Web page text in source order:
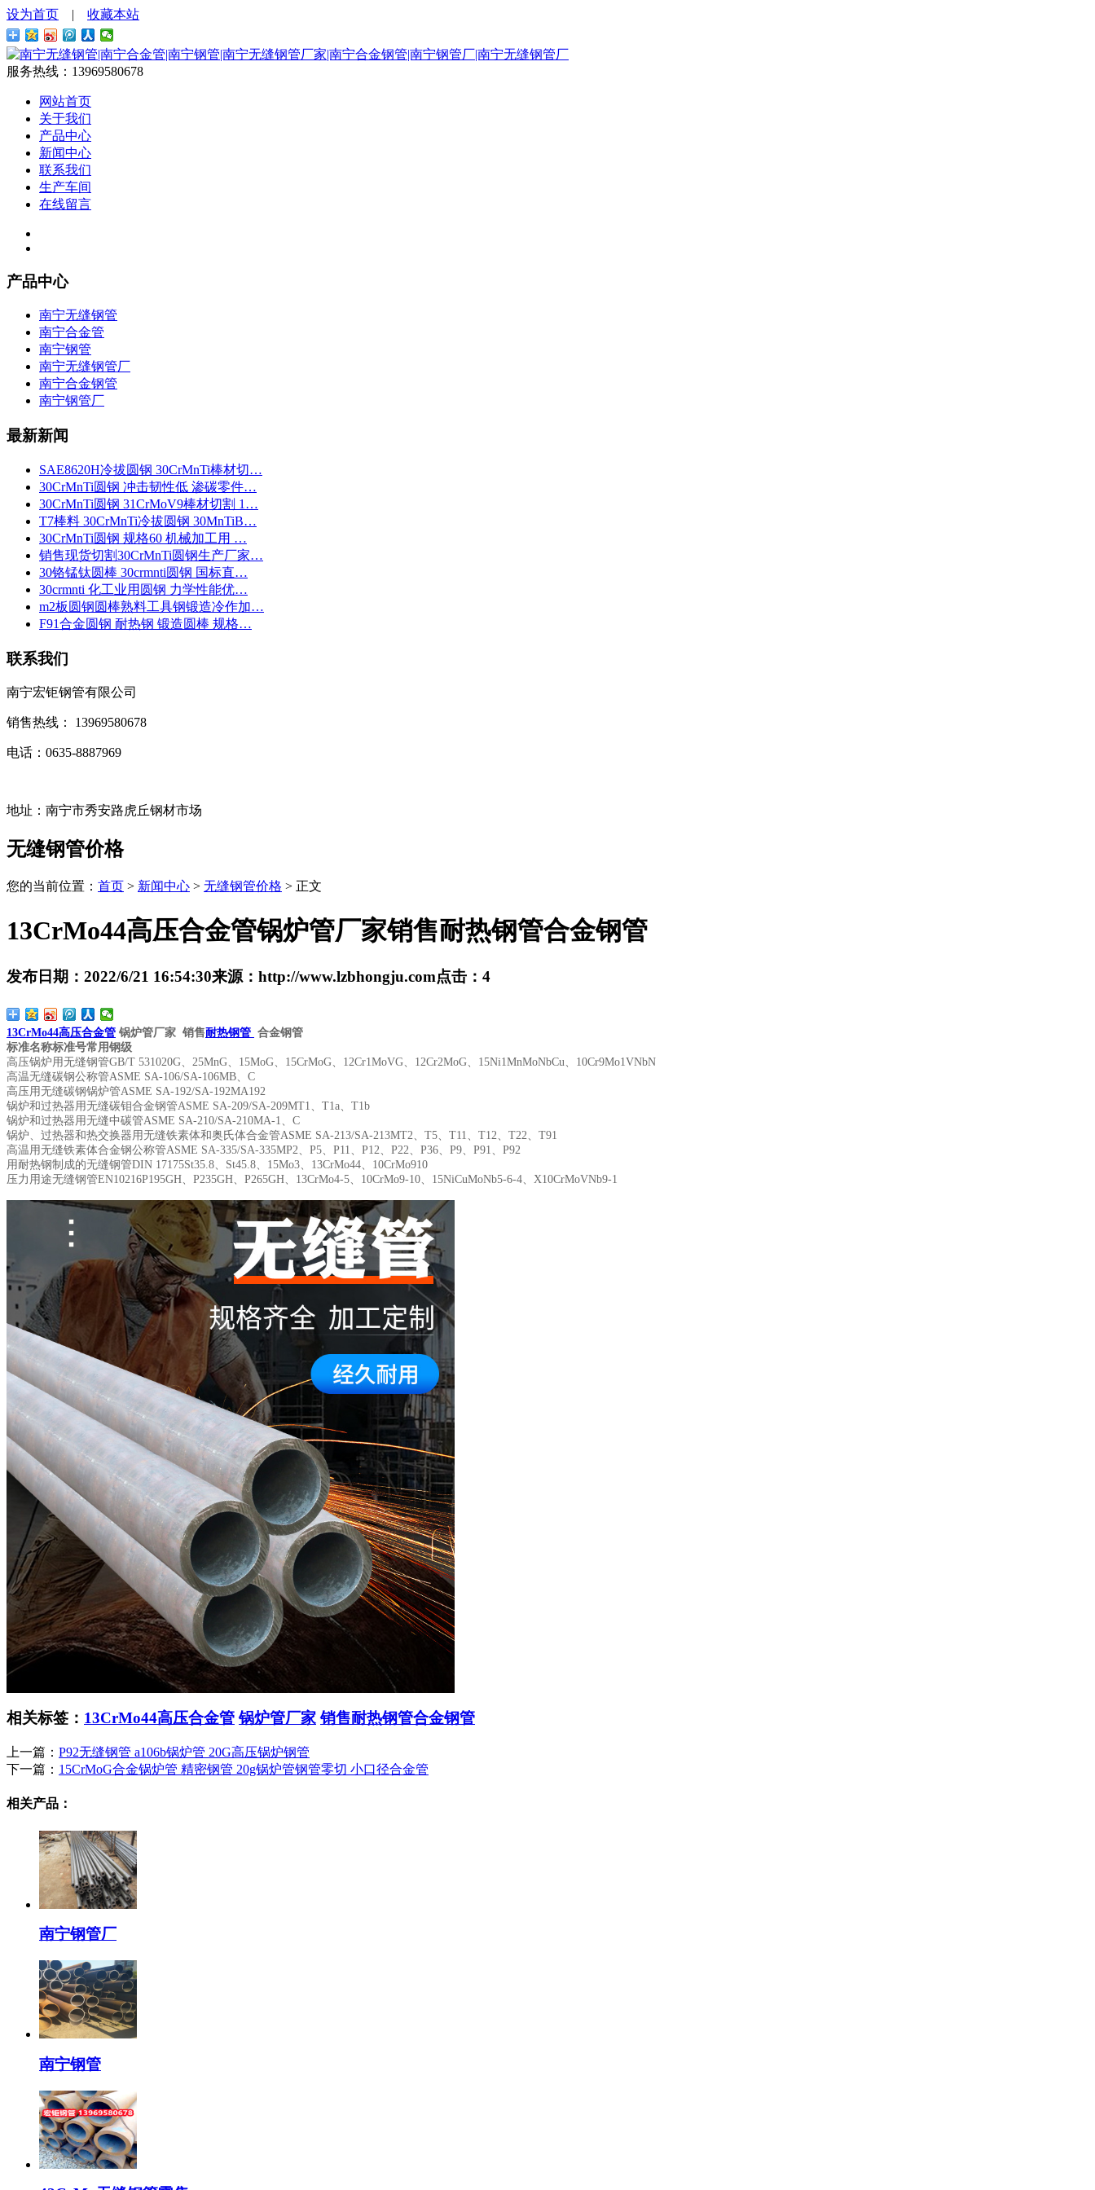
设为首页 | 收藏本站
服务热线： 13969580678
网站首页
关于我们
产品中心
新闻中心
联系我们
生产车间
在线留言
产品中心
南宁无缝钢管
南宁合金管
南宁钢管
南宁无缝钢管厂
南宁合金钢管
南宁钢管厂
最新新闻
SAE8620H冷拔圆钢 30CrMnTi棒材切…
30CrMnTi圆钢 冲击韧性低 渗碳零件…
30CrMnTi圆钢 31CrMoV9棒材切割 1…
T7棒料 30CrMnTi冷拔圆钢 30MnTiB…
30CrMnTi圆钢 规格60 机械加工用 …
销售现货切割30CrMnTi圆钢生产厂家…
30铬锰钛圆棒 30crmnti圆钢 国标直…
30crmnti 化工业用圆钢 力学性能优…
m2板圆钢圆棒熟料工具钢锻造冷作加…
F91合金圆钢 耐热钢 锻造圆棒 规格…
联系我们
南宁宏钜钢管有限公司
销售热线： 13969580678
电话：0635-8887969
地址：南宁市秀安路虎丘钢材市场
无缝钢管价格
您的当前位置： 首页 > 新闻中心 > 无缝钢管价格 > 正文
13CrMo44高压合金管锅炉管厂家销售耐热钢管合金钢管
发布日期： 2022/6/21 16:54:30来源： http://www.lzbhongju.com点击： 4
13CrMo44高压合金管 锅炉管厂家 销售耐热钢管 合金钢管
标准名称标准号常用钢级
高压锅炉用无缝钢管GB/T 531020G、25MnG、15MoG、15CrMoG、12Cr1MoVG、12Cr2MoG、15Ni1MnMoNbCu、10Cr9Mo1VNbN
高温无缝碳钢公称管ASME SA-106/SA-106MB、C
高压用无缝碳钢锅炉管ASME SA-192/SA-192MA192
锅炉和过热器用无缝碳钼合金钢管ASME SA-209/SA-209MT1、T1a、T1b
锅炉和过热器用无缝中碳管ASME SA-210/SA-210MA-1、C
锅炉、过热器和热交换器用无缝铁素体和奥氏体合金管ASME SA-213/SA-213MT2、T5、T11、T12、T22、T91
高温用无缝铁素体合金钢公称管ASME SA-335/SA-335MP2、P5、P11、P12、P22、P36、P9、P91、P92
用耐热钢制成的无缝钢管DIN 17175St35.8、St45.8、15Mo3、13CrMo44、10CrMo910
压力用途无缝钢管EN10216P195GH、P235GH、P265GH、13CrMo4-5、10CrMo9-10、15NiCuMoNb5-6-4、X10CrMoVNb9-1
相关标签： 13CrMo44高压合金管 锅炉管厂家 销售耐热钢管合金钢管
上一篇： P92无缝钢管 a106b锅炉管 20G高压锅炉钢管
下一篇： 15CrMoG合金锅炉管 精密钢管 20g锅炉管钢管零切 小口径合金管
相关产品：
南宁钢管厂
南宁钢管